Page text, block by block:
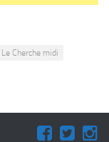
Le Cherche midi